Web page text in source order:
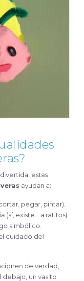
estas
ayudan a:
pegar, pintar).
(sí, existe… a ratitos).
simbólico.
cuidado del
de verdad,
debajo, un vasito